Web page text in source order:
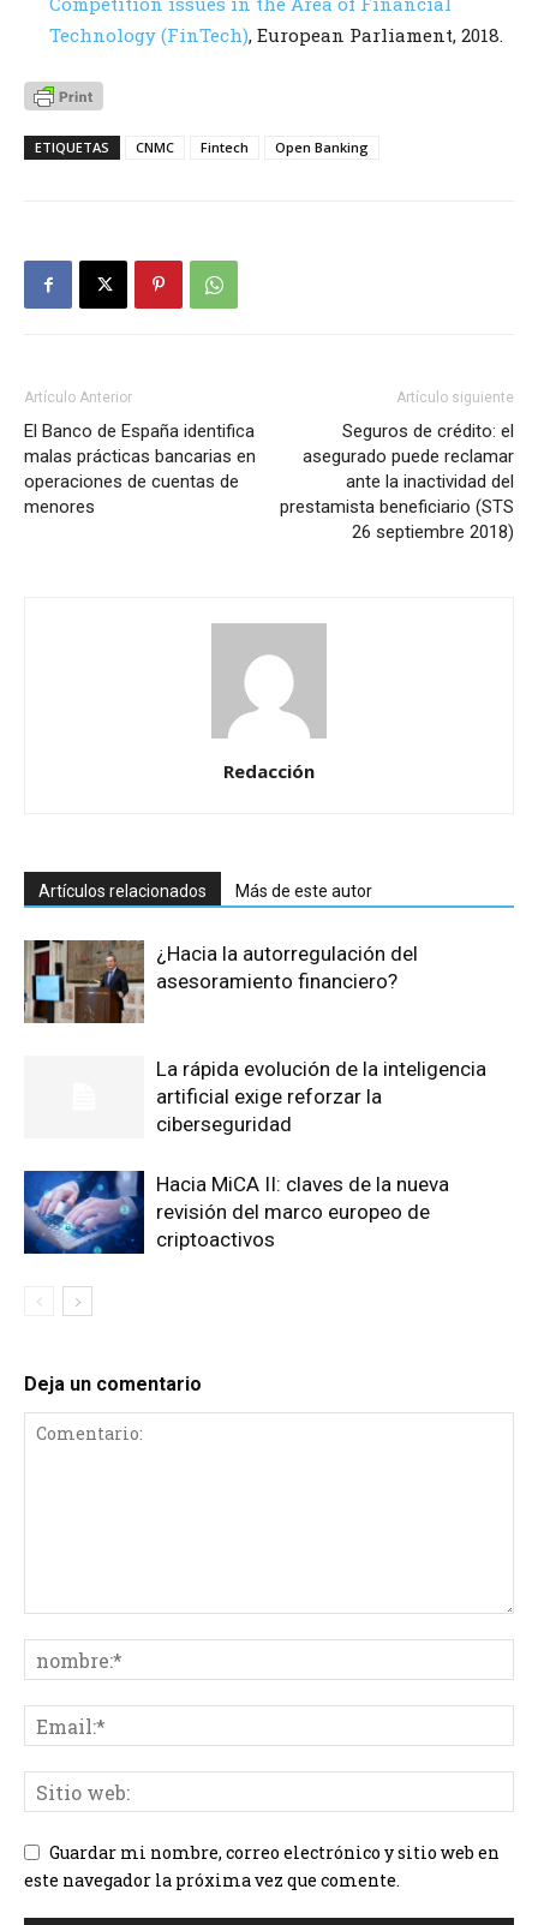
Technology (FinTech), European Parliament, 2018.
ETIQUETAS CNMC Fintech Open Banking
Artículo Anterior
El Banco de España identifica
malas prácticas bancarias en
operaciones de cuentas de
menores
Artículo siguiente
Seguros de crédito: el
asegurado puede reclamar
ante la inactividad del
prestamista beneficiario (STS
26 septiembre 2018)
Redacción
Artículos relacionados Más de este autor
¿Hacia la autorregulación del
asesoramiento financiero?
La rápida evolución de la inteligencia
artificial exige reforzar la
ciberseguridad
Hacia MiCA II: claves de la nueva
revisión del marco europeo de
criptoactivos
Deja un comentario
Guardar mi nombre, correo electrónico y sitio web en
este navegador la próxima vez que comente.